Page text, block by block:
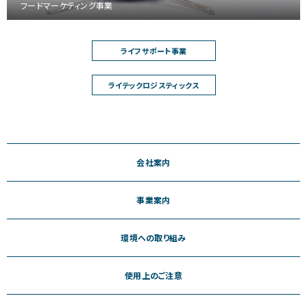
フードマーケティング事業
ライフサポート事業
ライテックロジスティックス
会社案内
事業案内
環境への取り組み
使用上のご注意